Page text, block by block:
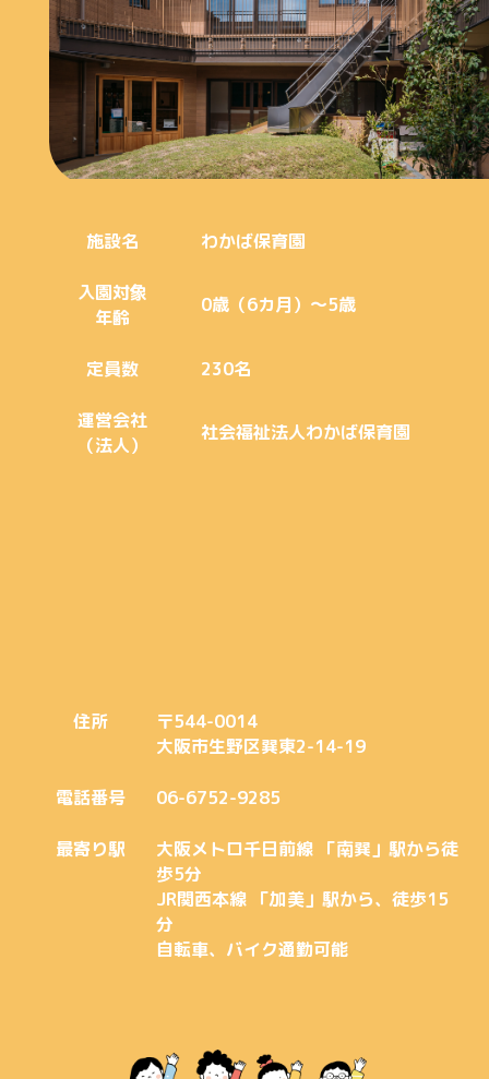
施設名 わかば保育園
入園対象
年齢
0歳（6カ月）～5歳
定員数 230名
運営会社
（法人）
社会福祉法人わかば保育園
住所
〒544-0014
大阪市生野区巽東2-14-19
電話番号 06-6752-9285
最寄り駅
大阪メトロ千日前線 「南巽」駅から徒
歩5分
JR関西本線 「加美」駅から、徒歩15
分
自転車、バイク通勤可能